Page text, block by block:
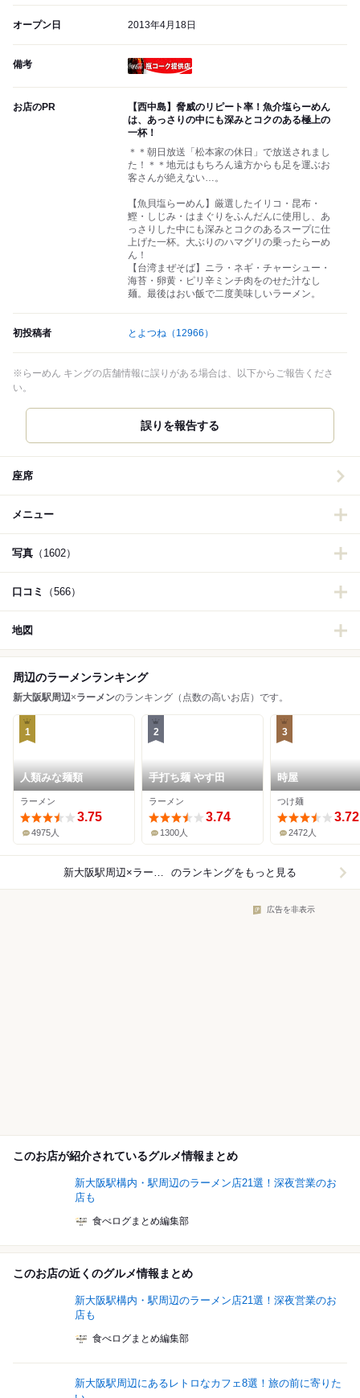
オープン日 2013年4月18日
備考
お店のPR
【西中島】脅威のリピート率！魚介塩らーめん
は、あっさりの中にも深みとコクのある極上の
一杯！
＊＊朝日放送「松本家の休日」で放送されまし
た！＊＊地元はもちろん遠方からも足を運ぶお
客さんが絶えない…。
【魚貝塩らーめん】厳選したイリコ・昆布・
鰹・しじみ・はまぐりをふんだんに使用し、あ
っさりした中にも深みとコクのあるスープに仕
上げた一杯。大ぶりのハマグリの乗ったらーめ
ん！
【台湾まぜそば】ニラ・ネギ・チャーシュー・
海苔・卵黄・ピリ辛ミンチ肉をのせた汁なし
麺。最後はおい飯で二度美味しいラーメン。
初投稿者 とよつね （12966）
※らーめん キングの店舗情報に誤りがある場合は、以下からご報告くださ
い。
誤りを報告する
座席
メニュー
写真 （1602）
口コミ （566）
地図
周辺のラーメンランキング
新大阪駅周辺×ラーメンのランキング（点数の高いお店）です。
1
人類みな麺類
ラーメン
3.75
4975人
2
手打ち麺 やす田
ラーメン
3.74
1300人
3
時屋
つけ麺
3.72
2472人
新大阪駅周辺×ラーメン のランキングをもっと見る
広告を非表示
このお店が紹介されているグルメ情報まとめ
新大阪駅構内・駅周辺のラーメン店21選！深夜営業のお
店も
食べログまとめ編集部
このお店の近くのグルメ情報まとめ
新大阪駅構内・駅周辺のラーメン店21選！深夜営業のお
店も
食べログまとめ編集部
新大阪駅周辺にあるレトロなカフェ8選！旅の前に寄りた